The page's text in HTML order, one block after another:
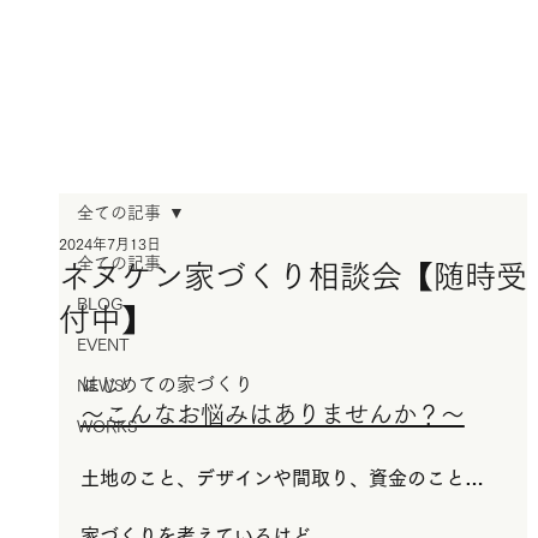
全ての記事
BLOG
EVENT
NEWS
WORKS
全ての記事
ネヌケン家づくり相談会【随時受
付中】
2024年7月13日
はじめての家づくり
～こんなお悩みはありませんか？～
土地のこと、デザインや間取り、資金のこと…